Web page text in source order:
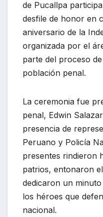
de Pucallpa
desfile de honor en
aniversario de la
organizada por el
parte del proceso
población penal.
La ceremonia fue
penal, Edwin
presencia de
Peruano y Policía
presentes rindieron
patrios, entonaron
dedicaron un
los héroes que
nacional.